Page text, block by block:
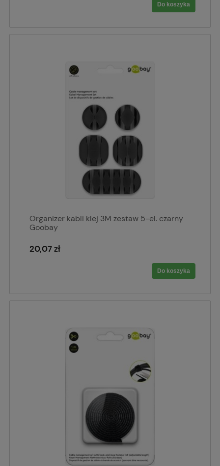
Do koszyka
Organizer kabli klej 3M zestaw 5-el. czarny
Goobay
20,07 zł
Do koszyka